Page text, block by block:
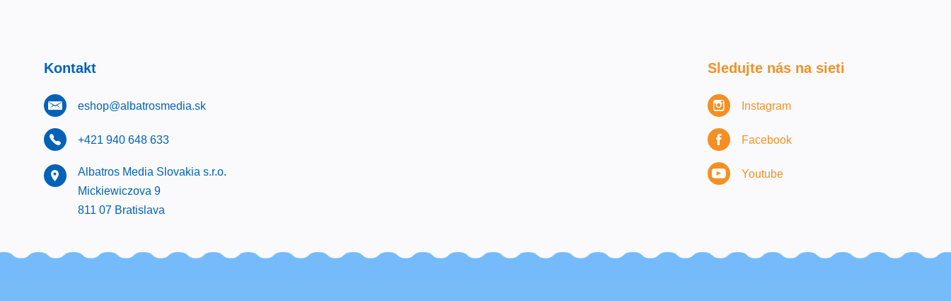
Kontakt
eshop@albatrosmedia.sk
+421 940 648 633
Albatros Media Slovakia s.r.o.
Mickiewiczova 9
811 07 Bratislava
Sledujte nás na sieti
Instagram
Facebook
Youtube